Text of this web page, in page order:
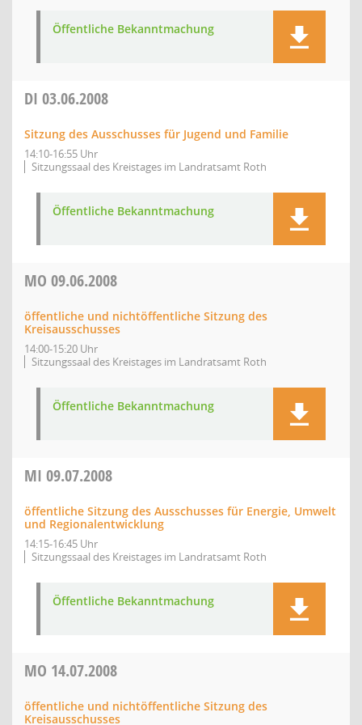
Öffentliche Bekanntmachung
DI 03.06.2008
Sitzung des Ausschusses für Jugend und Familie
14:10-16:55 Uhr
Sitzungssaal des Kreistages im Landratsamt Roth
Öffentliche Bekanntmachung
MO 09.06.2008
öffentliche und nichtöffentliche Sitzung des
Kreisausschusses
14:00-15:20 Uhr
Sitzungssaal des Kreistages im Landratsamt Roth
Öffentliche Bekanntmachung
MI 09.07.2008
öffentliche Sitzung des Ausschusses für Energie, Umwelt
und Regionalentwicklung
14:15-16:45 Uhr
Sitzungssaal des Kreistages im Landratsamt Roth
Öffentliche Bekanntmachung
MO 14.07.2008
öffentliche und nichtöffentliche Sitzung des
Kreisausschusses